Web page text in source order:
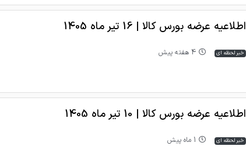
اطلاعیه عرضه بورس کالا | 16 تیر ماه 1405
خبر لحظه ای 4 هفته پیش
اطلاعیه عرضه بورس کالا | 10 تیر ماه 1405
خبر لحظه ای 1 ماه پیش